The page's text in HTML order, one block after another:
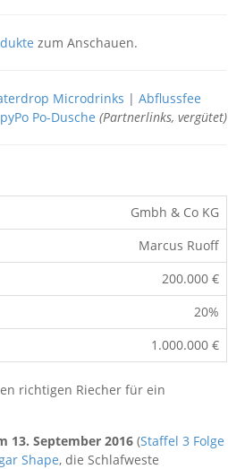
zum Anschauen.
Microdrinks | Abflussfee
Po-Dusche (Partnerlinks, vergütet)
Gmbh & Co KG
Marcus Ruoff
200.000 €
20%
1.000.000 €
richtigen Riecher für ein
13. September 2016 (Staffel 3 Folge
Shape, die Schlafweste